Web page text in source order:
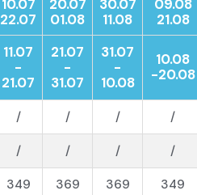
10.07
22.07
20.07
01.08
30.07
11.08
09.08
21.08
11.07
-
21.07
21.07
-
31.07
31.07
-
10.08
10.08
-20.08
/ / / /
/ / / /
349 369 369 349